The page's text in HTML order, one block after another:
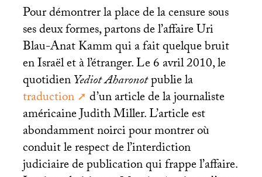
Pour démontrer la place de la censure sous
ses deux formes, partons de l’affaire Uri
Blau-Anat Kamm qui a fait quelque bruit
en Israël et à l’étranger. Le 6 avril 2010, le
quotidienYediot Aharonotpublie la
traduction
d’un article de la journaliste
américaine Judith Miller. L’article est
abondamment noirci pour montrer où
conduit le respect de l’interdiction
judiciaire de publication qui frappe l’affaire.